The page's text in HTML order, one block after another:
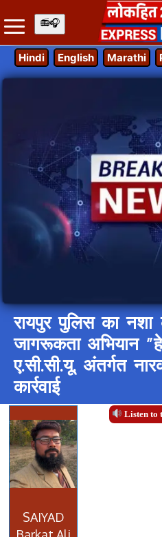
Hindi English Marathi
रायपुर पुलिस का
जागरूकता अभियान
ए.सी.सी.यू. अंतर्गत
कार्रवाई
Listen to
SAIYAD